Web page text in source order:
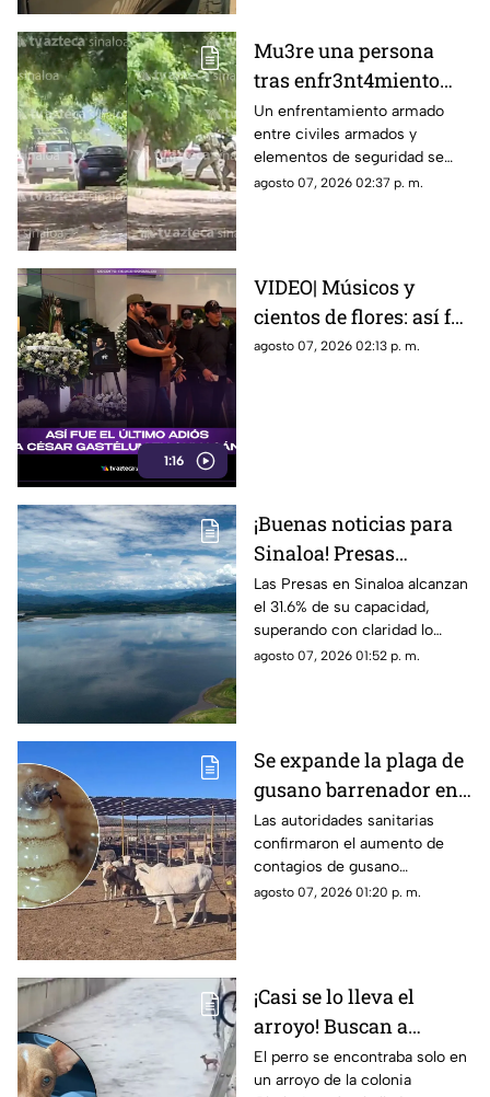
Mu3re una persona
tras enfr3nt4miento
entre agentes y
delincuentes en
Coyotitán, San Ignacio
Un enfrentamiento armado
entre civiles armados y
elementos de seguridad se
registró este viernes en San
agosto 07, 2026 02:37 p. m.
1:16
VIDEO| Músicos y
cientos de flores: así fue
el último adiós a César
agosto 07, 2026 02:13 p. m.
¡Buenas noticias para
Sinaloa! Presas
superan por mucho los
niveles de agua del
2025
Las Presas en Sinaloa alcanzan
el 31.6% de su capacidad,
superando con claridad lo
registrado el año pasado 2025
agosto 07, 2026 01:52 p. m.
Se expande la plaga de
gusano barrenador en
Sinaloa: Suman 22
animales infectados
Las autoridades sanitarias
confirmaron el aumento de
contagios de gusano
barrenador en Sinaloa,
agosto 07, 2026 01:20 p. m.
¡Casi se lo lleva el
arroyo! Buscan a
dueños de perrito
rescatado tras lluvias
El perro se encontraba solo en
un arroyo de la colonia